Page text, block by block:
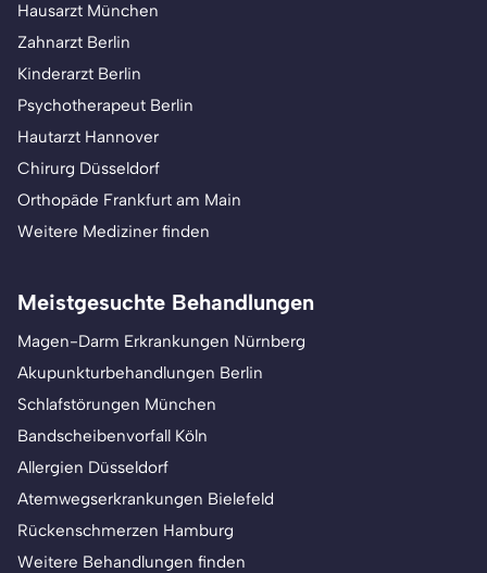
Hausarzt München
Zahnarzt Berlin
Kinderarzt Berlin
Psychotherapeut Berlin
Hautarzt Hannover
Chirurg Düsseldorf
Orthopäde Frankfurt am Main
Weitere Mediziner finden
Meistgesuchte Behandlungen
Magen-Darm Erkrankungen Nürnberg
Akupunkturbehandlungen Berlin
Schlafstörungen München
Bandscheibenvorfall Köln
Allergien Düsseldorf
Atemwegserkrankungen Bielefeld
Rückenschmerzen Hamburg
Weitere Behandlungen finden